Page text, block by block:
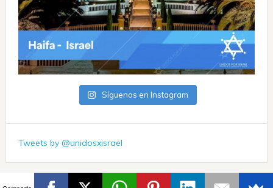
Síguenos en Instagram
Tweets by @unidosxisrael